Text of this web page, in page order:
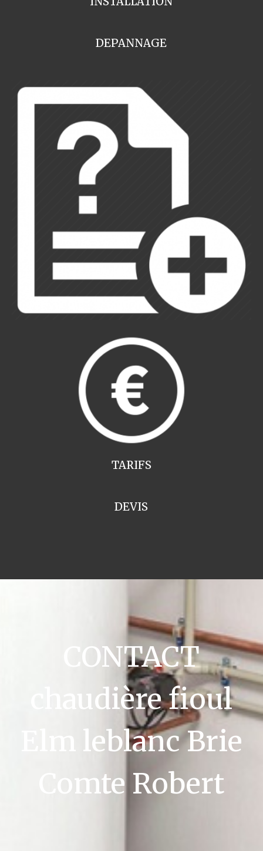
DEPANNAGE
TARIFS
DEVIS
CONTACT
chaudière fioul
Elm leblanc Brie
Comte Robert